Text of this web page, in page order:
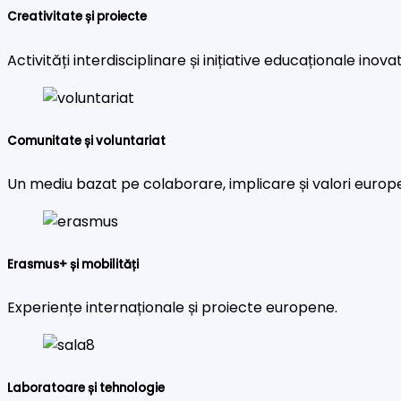
Creativitate și proiecte
Activități interdisciplinare și inițiative educaționale
Comunitate și voluntariat
Un mediu bazat pe colaborare, implicare și valori
Erasmus+ și mobilități
Experiențe internaționale și proiecte europene.
Laboratoare și tehnologie